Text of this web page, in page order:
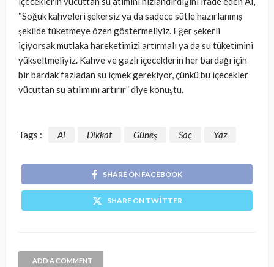
“Soğuk kahveleri şekersiz ya da sadece sütle hazırlanmış
şekilde tüketmeye özen göstermeliyiz. Eğer şekerli
içiyorsak mutlaka hareketimizi artırmalı ya da su tüketimini
yükseltmeliyiz. Kahve ve gazlı içeceklerin her bardağı için
bir bardak fazladan su içmek gerekiyor, çünkü bu içecekler
vücuttan su atılımını artırır” diye konuştu.
Tags : Al Dikkat Güneş Saç Yaz
SHARE ON FACEBOOK
SHARE ON TWITTER
ADD A COMMENT